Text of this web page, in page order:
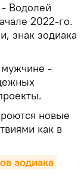
Водолей
2022-го.
знак зодиака
мужчине -
новые
как в
зодиака